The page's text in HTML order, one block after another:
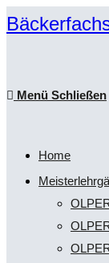
Zum
Menü Schließen
Home